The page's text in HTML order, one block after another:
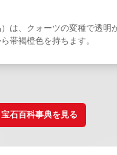
は、クォーツの変種で透明
帯褐橙色を持ちます。
宝石百科事典を見る